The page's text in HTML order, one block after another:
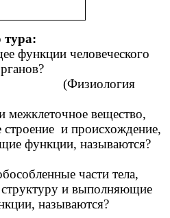
тура:
функции человеческого
межклеточное вещество,
и происхождение,
функции, называются?
части тела,
и выполняющие
называются?